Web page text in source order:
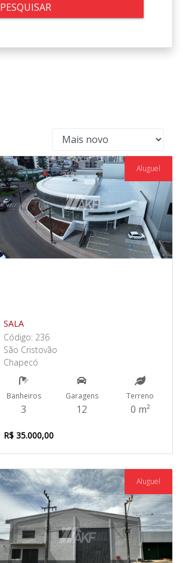
PESQUISAR
Aluguel
SALA
Código: 236
São Cristovão
Chapecó
Banheiros
3
Garagens
12
Terreno
0 m²
R$ 35.000,00
Aluguel